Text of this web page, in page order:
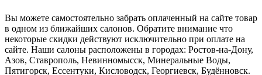
Вы можете самостоятельно забрать оплаченный на сайте товар
в одном из ближайших салонов. Обратите внимание что
некоторые скидки действуют исключительно при оплате на
сайте. Наши салоны расположены в городах: Ростов-на-Дону,
Азов, Ставрополь, Невинномысск, Минеральные Воды,
Пятигорск, Ессентуки, Кисловодск, Георгиевск, Будённовск.